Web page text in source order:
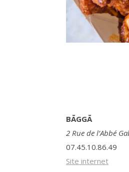
BĀGGĀ
2 Rue de l’Abbé
07.45.10.86.49
Site internet